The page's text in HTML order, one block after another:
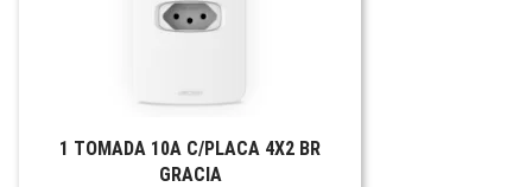
1 TOMADA 10A C/PLACA 4X2 BR
GRACIA